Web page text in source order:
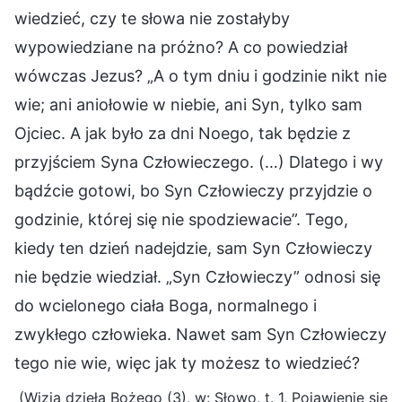
wiedzieć, czy te słowa nie zostałyby
wypowiedziane na próżno? A co powiedział
wówczas Jezus? „A o tym dniu i godzinie nikt nie
wie; ani aniołowie w niebie, ani Syn, tylko sam
Ojciec. A jak było za dni Noego, tak będzie z
przyjściem Syna Człowieczego. (…) Dlatego i wy
bądźcie gotowi, bo Syn Człowieczy przyjdzie o
godzinie, której się nie spodziewacie”. Tego,
kiedy ten dzień nadejdzie, sam Syn Człowieczy
nie będzie wiedział. „Syn Człowieczy” odnosi się
do wcielonego ciała Boga, normalnego i
zwykłego człowieka. Nawet sam Syn Człowieczy
tego nie wie, więc jak ty możesz to wiedzieć?
(Wizja dzieła Bożego (3), w: Słowo, t. 1, Pojawienie się